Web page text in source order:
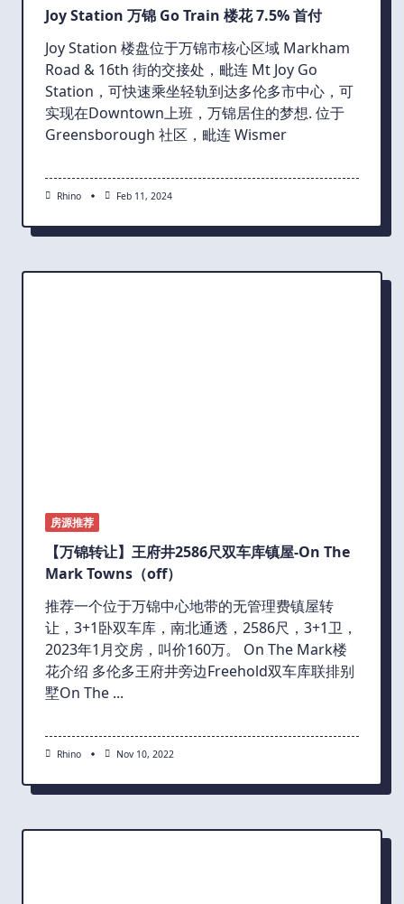
Joy Station 万锦 Go Train 楼花 7.5% 首付
Joy Station 楼盘位于万锦市核心区域 Markham
Road & 16th 街的交接处，毗连 Mt Joy Go
Station，可快速乘坐轻轨到达多伦多市中心，可
实现在Downtown上班，万锦居住的梦想. 位于
Greensborough 社区，毗连 Wismer
Rhino Feb 11, 2024
房源推荐
【万锦转让】王府井2586尺双车库镇屋-On The
Mark Towns（off）
推荐一个位于万锦中心地带的无管理费镇屋转
让，3+1卧双车库，南北通透，2586尺，3+1卫，
2023年1月交房，叫价160万。 On The Mark楼
花介绍 多伦多王府井旁边Freehold双车库联排别
墅On The ...
Rhino Nov 10, 2022